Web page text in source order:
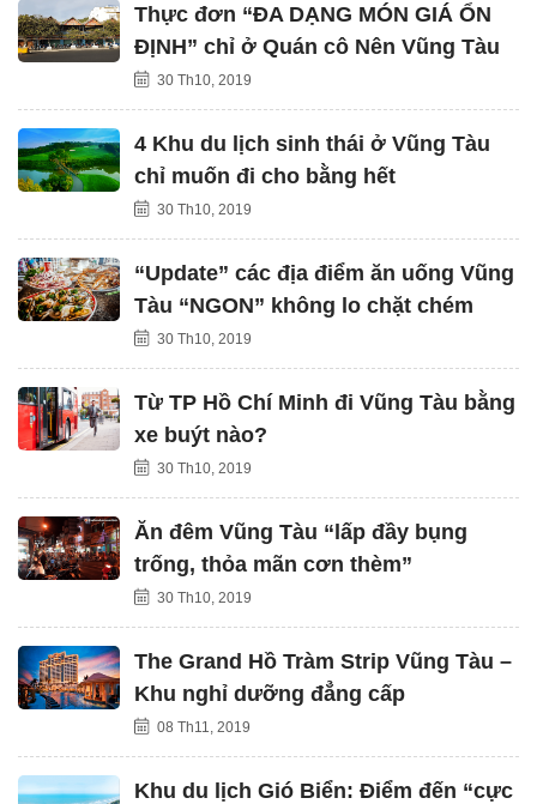
Thực đơn “ĐA DẠNG MÓN GIÁ ỔN
ĐỊNH” chỉ ở Quán cô Nên Vũng Tàu
30 Th10, 2019
4 Khu du lịch sinh thái ở Vũng Tàu
chỉ muốn đi cho bằng hết
30 Th10, 2019
“Update” các địa điểm ăn uống Vũng
Tàu “NGON” không lo chặt chém
30 Th10, 2019
Từ TP Hồ Chí Minh đi Vũng Tàu bằng
xe buýt nào?
30 Th10, 2019
Ăn đêm Vũng Tàu “lấp đầy bụng
trống, thỏa mãn cơn thèm”
30 Th10, 2019
The Grand Hồ Tràm Strip Vũng Tàu –
Khu nghỉ dưỡng đẳng cấp
08 Th11, 2019
Khu du lịch Gió Biển: Điểm đến “cực